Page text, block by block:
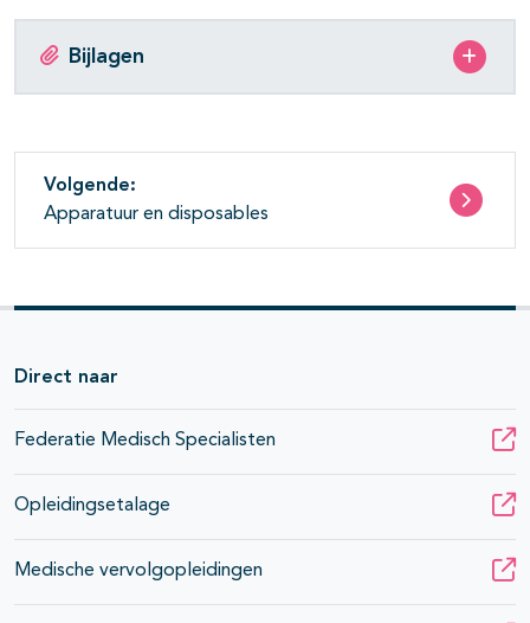
Bijlagen
Volgende:
Apparatuur en disposables
Direct naar
Federatie Medisch Specialisten
Opleidingsetalage
Medische vervolgopleidingen